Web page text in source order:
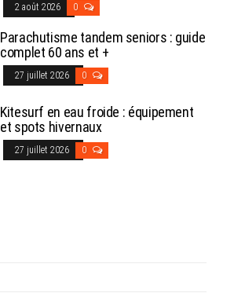
2 août 2026 0
Parachutisme tandem seniors : guide
complet 60 ans et +
27 juillet 2026 0
Kitesurf en eau froide : équipement
et spots hivernaux
27 juillet 2026 0